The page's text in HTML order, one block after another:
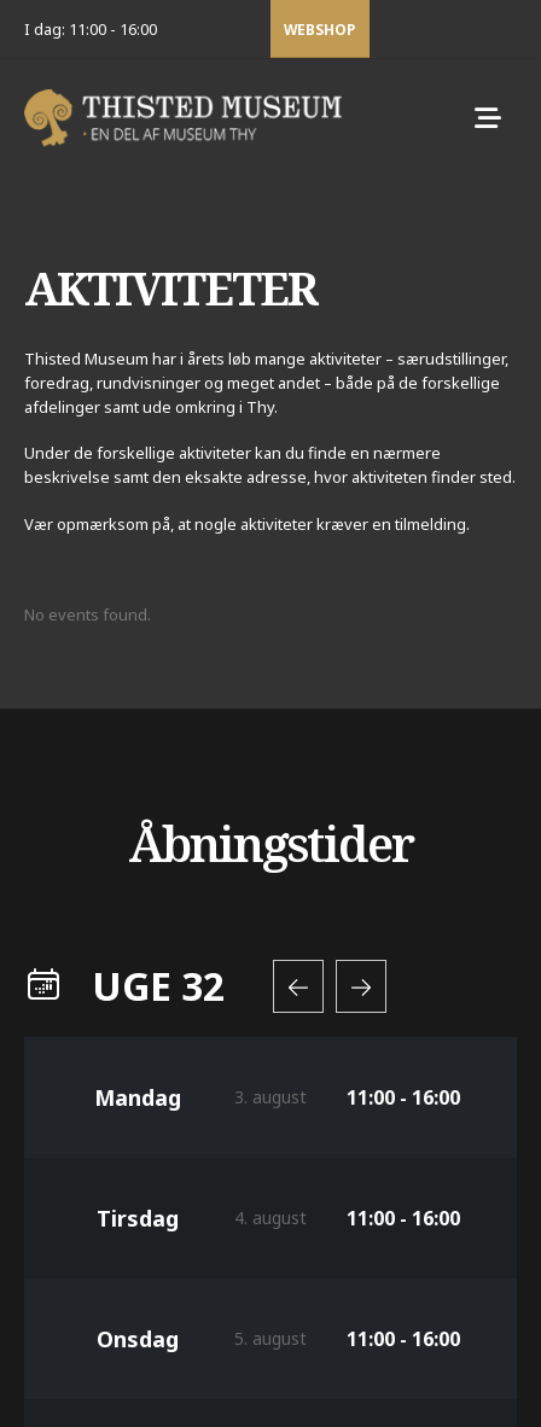
I dag: 11:00 - 16:00 WEBSHOP
AKTIVITETER
Thisted Museum har i årets løb mange aktiviteter – særudstillinger,
foredrag, rundvisninger og meget andet – både på de forskellige
afdelinger samt ude omkring i Thy.
Under de forskellige aktiviteter kan du finde en nærmere
beskrivelse samt den eksakte adresse, hvor aktiviteten finder sted.
Vær opmærksom på, at nogle aktiviteter kræver en tilmelding.
No events found.
Åbningstider
UGE 32
Mandag 3. august 11:00 - 16:00
Tirsdag 4. august 11:00 - 16:00
Onsdag 5. august 11:00 - 16:00